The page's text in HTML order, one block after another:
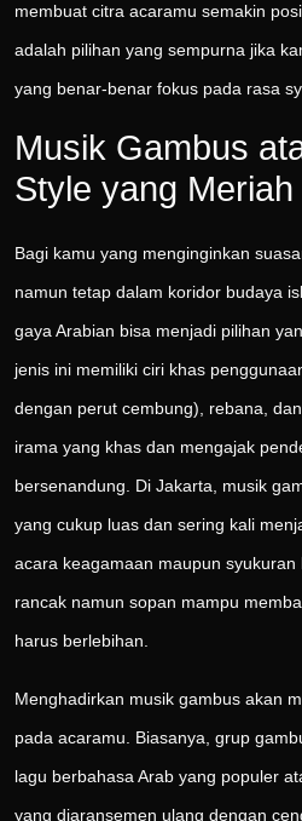
membuat citra acaramu semakin
adalah pilihan yang sempurna jika
yang benar-benar fokus pada rasa
Musik Gambus
Style yang Meriah
Bagi kamu yang menginginkan
namun tetap dalam koridor budaya
gaya Arabian bisa menjadi pilihan
jenis ini memiliki ciri khas
dengan perut cembung), rebana,
irama yang khas dan mengajak
bersenandung. Di Jakarta, musik
yang cukup luas dan sering kali
acara keagamaan maupun
rancak namun sopan mampu
harus berlebihan.
Menghadirkan musik gambus akan
pada acaramu. Biasanya, grup
lagu berbahasa Arab yang populer
yang diaransemen ulang dengan